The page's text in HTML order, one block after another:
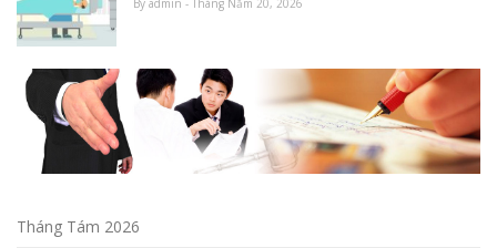
By admin - Tháng Năm 20, 2026
Tháng Tám 2026